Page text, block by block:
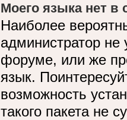
Моего языка нет в
Наиболее
администратор не
форуме, или же
язык.
возможность
такого пакета не